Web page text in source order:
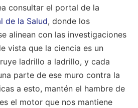
consultar el portal de la
de la Salud, donde los
alinean con las investigaciones
vista que la ciencia es un
ladrillo a ladrillo, y cada
parte de ese muro contra la
a esto, mantén el hambre de
el motor que nos mantiene